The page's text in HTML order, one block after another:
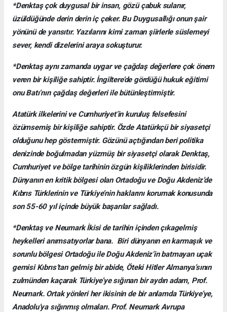
*Denktaş çok duygusal bir insan, gözü çabuk sulanır,
üzüldüğünde derin derin iç çeker. Bu Duygusallığı onun şair
yönünü de yansıtır. Yazılarını kimi zaman şiirlerle süslemeyi
sever, kendi dizelerini araya sokuşturur.
*Denktaş aynı zamanda uygar ve çağdaş değerlere çok önem
veren bir kişiliğe sahiptir. İngiltere’de gördüğü hukuk eğitimi
onu Batı’nın çağdaş değerleri ile bütünleştirmiştir.
Atatürk ilkelerini ve Cumhuriyet’in kuruluş felsefesini
özümsemiş bir kişiliğe sahiptir. Özde Atatürkçü bir siyasetçi
olduğunu hep göstermiştir. Gözünü açtığından beri politika
denizinde boğulmadan yüzmüş bir siyasetçi olarak Denktaş,
Cumhuriyet ve bölge tarihinin özgün kişiliklerinden birisidir.
Dünyanın en kritik bölgesi olan Ortadoğu ve Doğu Akdeniz’de
Kıbrıs Türklerinin ve Türkiye’nin haklarını korumak konusunda
son 55-60 yıl içinde büyük başarılar sağladı.
*Denktaş ve Neumark İkisi de tarihin içinden çıkagelmiş
heykelleri anımsatıyorlar bana. Biri dünyanın en karmaşık ve
sorunlu bölgesi Ortadoğu ile Doğu Akdeniz’in batmayan uçak
gemisi Kıbrıs’tan gelmiş bir abide, Öteki Hitler Almanya’sının
zulmünden kaçarak Türkiye’ye sığınan bir aydın adam, Prof.
Neumark. Ortak yönleri her ikisinin de bir anlamda Türkiye’ye,
Anadolu’ya sığınmış olmaları. Prof. Neumark Avrupa